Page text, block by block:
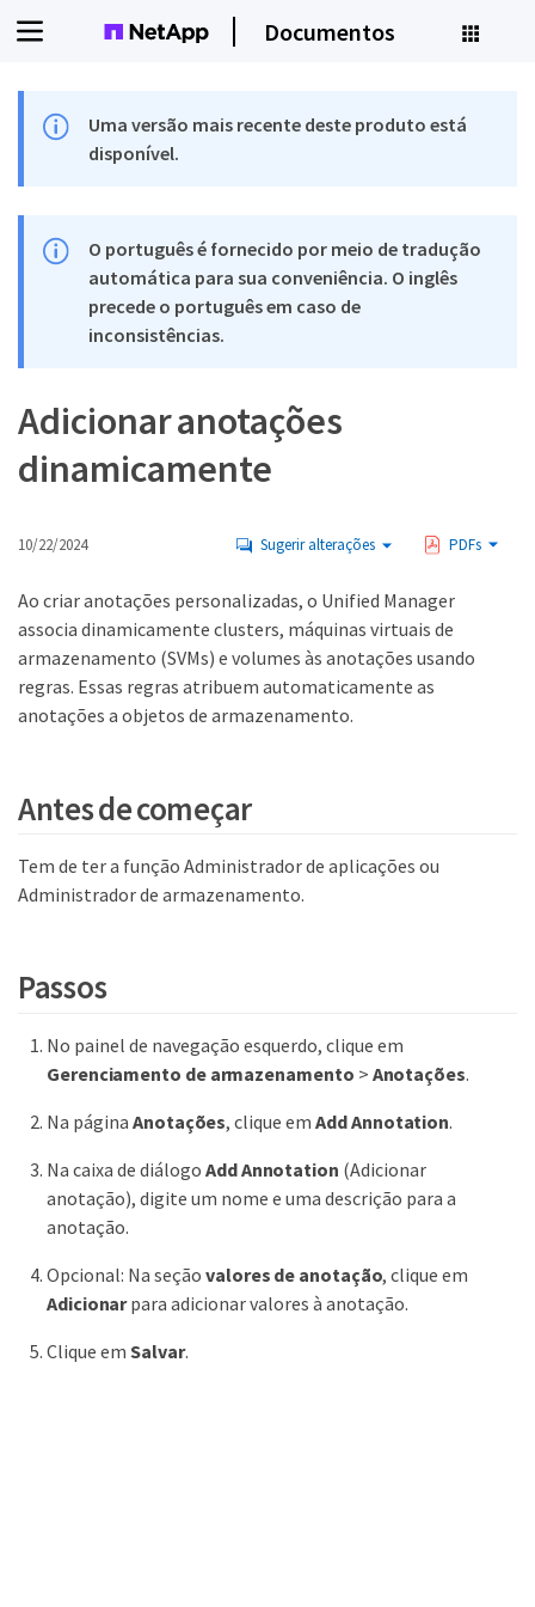
Documentos
Uma versão mais recente deste produto está
disponível.
O português é fornecido por meio de tradução
automática para sua conveniência. O inglês
precede o português em caso de
inconsistências.
Adicionar anotações
dinamicamente
10/22/2024 Sugerir alterações PDFs
Ao criar anotações personalizadas, o Unified Manager
associa dinamicamente clusters, máquinas virtuais de
armazenamento (SVMs) e volumes às anotações usando
regras. Essas regras atribuem automaticamente as
anotações a objetos de armazenamento.
Antes de começar
Tem de ter a função Administrador de aplicações ou
Administrador de armazenamento.
Passos
No painel de navegação esquerdo, clique em
Gerenciamento de armazenamento > Anotações.
Na página Anotações, clique emAdd Annotation.
Na caixa de diálogo Add Annotation (Adicionar
anotação), digite um nome e uma descrição para a
anotação.
Opcional: Na seção valores de anotação, clique em
Adicionarpara adicionar valores à anotação.
Clique em Salvar.